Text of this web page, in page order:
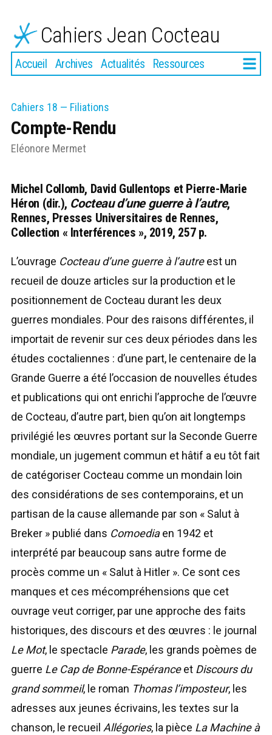
contenu
Cahiers Jean Cocteau
Accueil Archives Actualités Ressources Plus
Cahiers 18 — Filiations
Compte-Rendu
Eléonore Mermet
Michel Collomb, David Gullentops et Pierre-Marie
Héron (dir.), Cocteau d’une guerre à l’autre,
Rennes, Presses Universitaires de Rennes,
Collection « Interférences », 2019, 257 p.
L’ouvrage Cocteau d’une guerre à l’autreest un
recueil de douze articles sur la production et le
positionnement de Cocteau durant les deux
guerres mondiales. Pour des raisons différentes, il
importait de revenir sur ces deux périodes dans les
études coctaliennes : d’une part, le centenaire de la
Grande Guerre a été l’occasion de nouvelles études
et publications qui ont enrichi l’approche de l’œuvre
de Cocteau, d’autre part, bien qu’on ait longtemps
privilégié les œuvres portant sur la Seconde Guerre
mondiale, un jugement commun et hâtif a eu tôt fait
de catégoriser Cocteau comme un mondain loin
des considérations de ses contemporains, et un
partisan de la cause allemande par son « Salut à
Breker » publié dans Comoediaen 1942 et
interprété par beaucoup sans autre forme de
procès comme un « Salut à Hitler ». Ce sont ces
manques et ces mécompréhensions que cet
ouvrage veut corriger, par une approche des faits
historiques, des discours et des œuvres : le journal
Le Mot, le spectacle Parade, les grands poèmes de
guerre Le Cap de Bonne-Espéranceet Discours du
grand sommeil, le roman Thomas l’imposteur, les
adresses aux jeunes écrivains, les textes sur la
chanson, le recueil Allégories, la pièce La Machine à